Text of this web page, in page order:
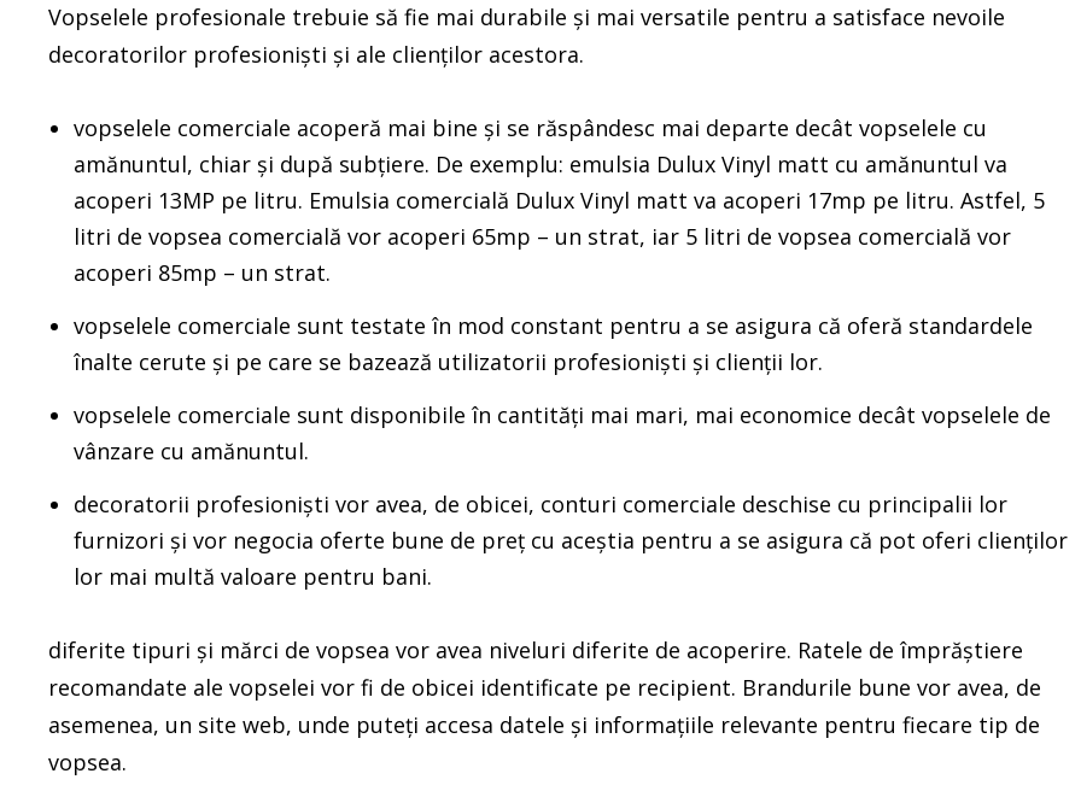
Vopselele profesionale trebuie să fie mai durabile și mai versatile pentru a satisface nevoile
decoratorilor profesioniști și ale clienților acestora.
vopselele comerciale acoperă mai bine și se răspândesc mai departe decât vopselele cu
amănuntul, chiar și după subțiere. De exemplu: emulsia Dulux Vinyl matt cu amănuntul va
acoperi 13MP pe litru. Emulsia comercială Dulux Vinyl matt va acoperi 17mp pe litru. Astfel, 5
litri de vopsea comercială vor acoperi 65mp – un strat, iar 5 litri de vopsea comercială vor
acoperi 85mp – un strat.
vopselele comerciale sunt testate în mod constant pentru a se asigura că oferă standardele
înalte cerute și pe care se bazează utilizatorii profesioniști și clienții lor.
vopselele comerciale sunt disponibile în cantități mai mari, mai economice decât vopselele de
vânzare cu amănuntul.
decoratorii profesioniști vor avea, de obicei, conturi comerciale deschise cu principalii lor
furnizori și vor negocia oferte bune de preț cu aceștia pentru a se asigura că pot oferi clienților
lor mai multă valoare pentru bani.
diferite tipuri și mărci de vopsea vor avea niveluri diferite de acoperire. Ratele de împrăștiere
recomandate ale vopselei vor fi de obicei identificate pe recipient. Brandurile bune vor avea, de
asemenea, un site web, unde puteți accesa datele și informațiile relevante pentru fiecare tip de
vopsea.